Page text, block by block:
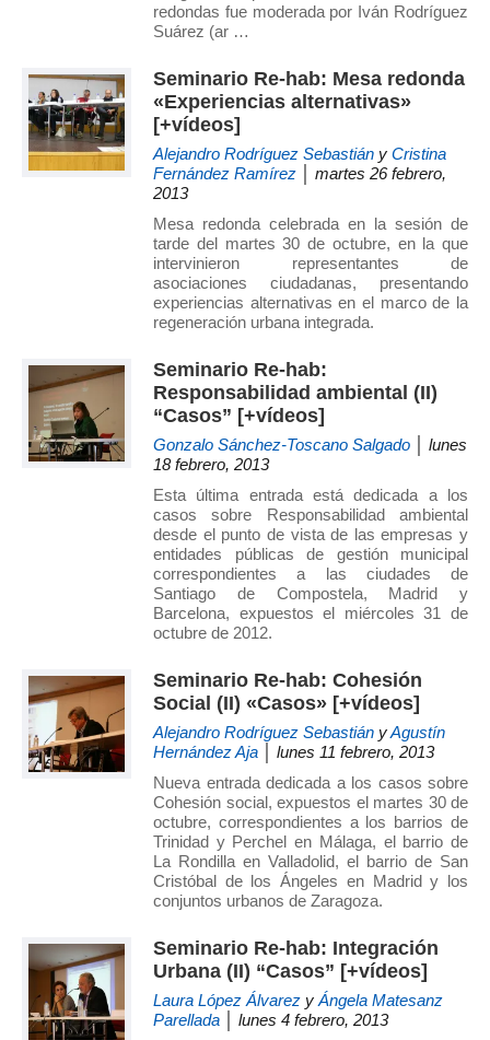
redondas fue moderada por Iván Rodríguez
Suárez (ar …
Seminario Re-hab: Mesa redonda
«Experiencias alternativas»
[+vídeos]
Alejandro Rodríguez Sebastián y Cristina
Fernández Ramírez │ martes 26 febrero,
2013
Mesa redonda celebrada en la sesión de
tarde del martes 30 de octubre, en la que
intervinieron representantes de
asociaciones ciudadanas, presentando
experiencias alternativas en el marco de la
regeneración urbana integrada.
Seminario Re-hab:
Responsabilidad ambiental (II)
“Casos” [+vídeos]
Gonzalo Sánchez-Toscano Salgado │ lunes
18 febrero, 2013
Esta última entrada está dedicada a los
casos sobre Responsabilidad ambiental
desde el punto de vista de las empresas y
entidades públicas de gestión municipal
correspondientes a las ciudades de
Santiago de Compostela, Madrid y
Barcelona, expuestos el miércoles 31 de
octubre de 2012.
Seminario Re-hab: Cohesión
Social (II) «Casos» [+vídeos]
Alejandro Rodríguez Sebastián yAgustín
Hernández Aja │ lunes 11 febrero, 2013
Nueva entrada dedicada a los casos sobre
Cohesión social, expuestos el martes 30 de
octubre, correspondientes a los barrios de
Trinidad y Perchel en Málaga, el barrio de
La Rondilla en Valladolid, el barrio de San
Cristóbal de los Ángeles en Madrid y los
conjuntos urbanos de Zaragoza.
Seminario Re-hab: Integración
Urbana (II) “Casos” [+vídeos]
Laura López Álvarez y Ángela Matesanz
Parellada │ lunes 4 febrero, 2013